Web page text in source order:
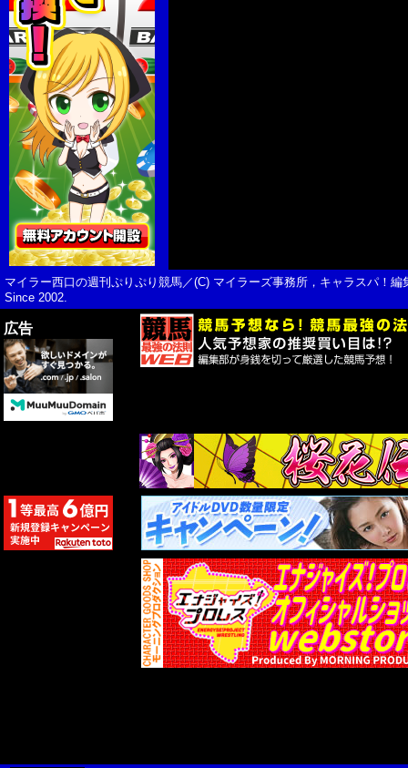
マイラー西口の週刊ぷりぷり競馬／(C) マイラーズ事務所，キャラスパ！
Since 2002.